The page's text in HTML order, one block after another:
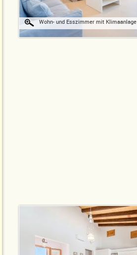
Wohn- und Esszimmer mit Klimaanlage